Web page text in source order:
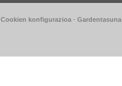
Cookien konfigurazioa - Gardentasuna